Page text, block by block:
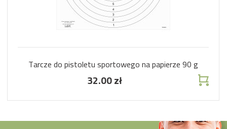
Tarcze do pistoletu sportowego na papierze 90 g
32.00 zł